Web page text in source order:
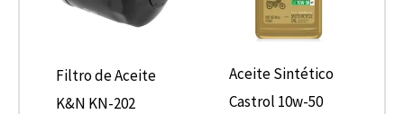
Filtro de Aceite
K&N KN-202
Aceite Sintético
Castrol 10w-50